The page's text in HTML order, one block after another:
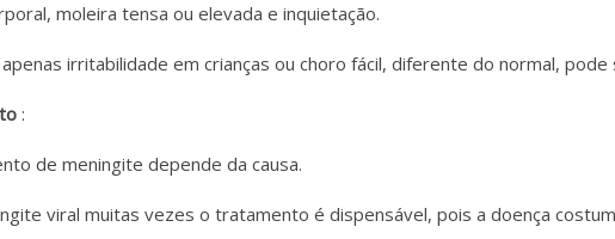
moleira tensa ou elevada e inquietação.
irritabilidade em crianças ou choro fácil, diferente do normal,
:
de meningite depende da causa.
viral muitas vezes o tratamento é dispensável, pois a doença